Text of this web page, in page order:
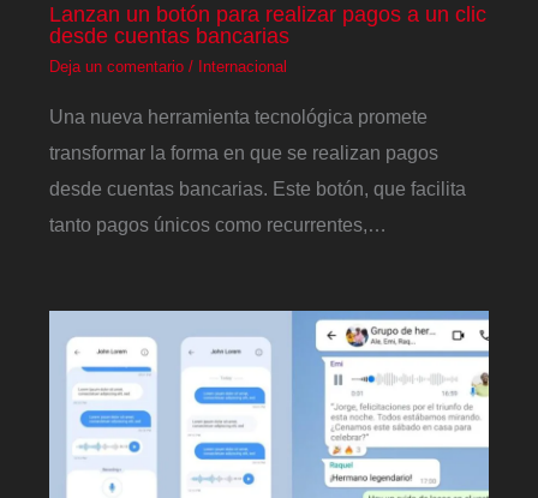
Lanzan un botón para realizar pagos a un clic
desde cuentas bancarias
Deja un comentario / Internacional
Una nueva herramienta tecnológica promete
transformar la forma en que se realizan pagos
desde cuentas bancarias. Este botón, que facilita
tanto pagos únicos como recurrentes,…